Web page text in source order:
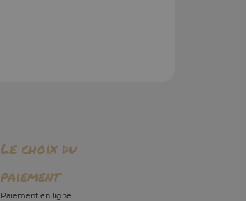
Le choix du
paiement
Paiement en ligne